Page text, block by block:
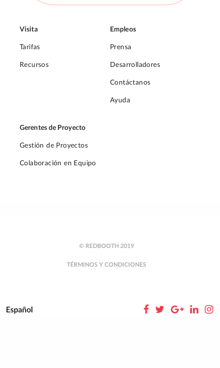
Visita
Tarifas
Recursos
Empleos
Prensa
Desarrolladores
Contáctanos
Ayuda
Gerentes de Proyecto
Gestión de Proyectos
Colaboración en Equipo
© REDBOOTH 2019
TÉRMINOS Y CONDICIONES
Español